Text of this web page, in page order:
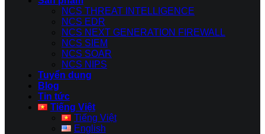
NCS THREAT INTELLIGENCE
NCS EDR
NCS NEXT GENERATION FIREWALL
NCS SIEM
NCS SOAR
NCS NIPS
Tuyển dụng
Blog
Tin tức
Tiếng Việt
Tiếng Việt
English